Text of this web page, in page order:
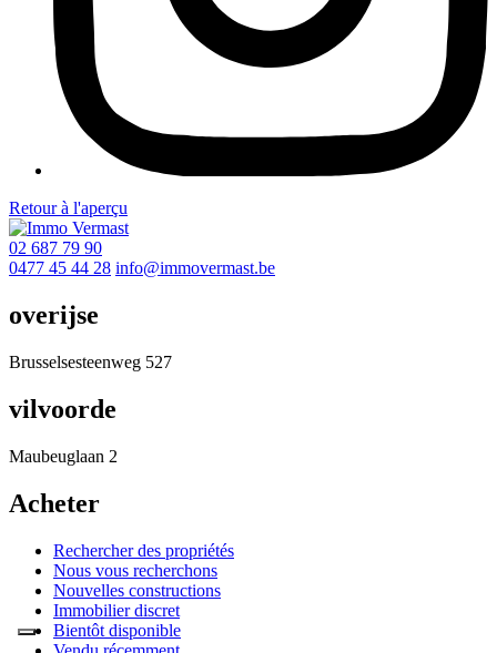
Retour à l'aperçu
02 687 79 90
0477 45 44 28 info@immovermast.be
overijse
Brusselsesteenweg 527
vilvoorde
Maubeuglaan 2
Acheter
Rechercher des propriétés
Nous vous recherchons
Nouvelles constructions
Immobilier discret
Bientôt disponible